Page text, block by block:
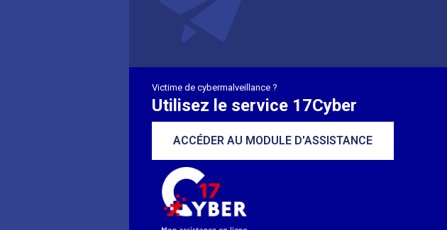
Victime de cybermalveillance ?
Utilisez le service 17Cyber
ACCÉDER AU MODULE D'ASSISTANCE